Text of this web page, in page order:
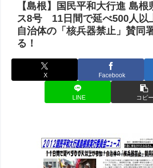
【島根】国民平和大行進 島根
ス8号 11日間で延べ500人以
自治体の「核兵器禁止」賛同
る！
X Facebook
LINE コピー